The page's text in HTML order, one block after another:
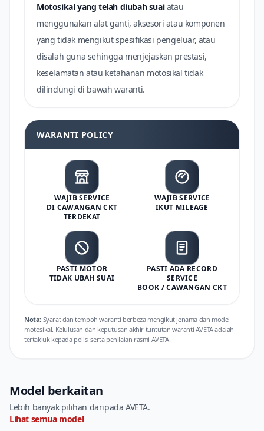
Motosikal yang telah diubah suaiatau
menggunakan alat ganti, aksesori atau komponen
yang tidak mengikut spesifikasi pengeluar, atau
disalah guna sehingga menjejaskan prestasi,
keselamatan atau ketahanan motosikal tidak
dilindungi di bawah waranti.
WARANTI POLICY
WAJIB SERVICE
DI CAWANGAN CKT
TERDEKAT
WAJIB SERVICE
IKUT MILEAGE
PASTI MOTOR
TIDAK UBAH SUAI
PASTI ADA RECORD
SERVICE
BOOK / CAWANGAN CKT
Nota: Syarat dan tempoh waranti berbeza mengikut jenama dan model
motosikal. Kelulusan dan keputusan akhir tuntutan waranti AVETA adalah
tertakluk kepada polisi serta penilaian rasmi AVETA.
Model berkaitan
Lebih banyak pilihan daripada AVETA.
Lihat semua model